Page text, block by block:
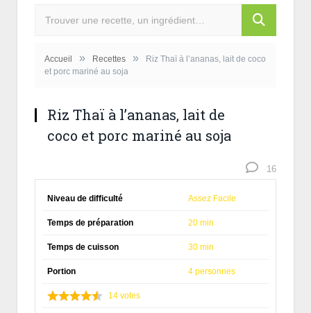
Accueil » Recettes »
Riz Thaï à l’ananas, lait de coco
et porc mariné au soja
Riz Thaï à l’ananas, lait de
coco et porc mariné au soja
16
Niveau de difficulté Assez Facile
Temps de préparation 20 min
Temps de cuisson 30 min
Portion 4 personnes
14 votes